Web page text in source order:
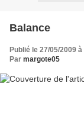
Balance
Publié le 27/05/2009
Par margote05